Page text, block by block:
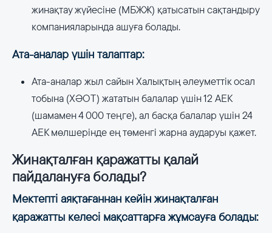
жинақтау жүйесіне (МБЖЖ) қатысатын сақтандыру
компанияларында ашуға болады.
Ата-аналар үшін талаптар:
Ата-аналар жыл сайын Халықтың әлеуметтік осал
тобына (ХӘОТ) жататын балалар үшін 12 АЕК
(шамамен 4 000 теңге), ал басқа балалар үшін 24
АЕК мөлшерінде ең төменгі жарна аударуы қажет.
Жинақталған қаражатты қалай
пайдалануға болады?
Мектепті аяқтағаннан кейін жинақталған
қаражатты келесі мақсаттарға жұмсауға болады: